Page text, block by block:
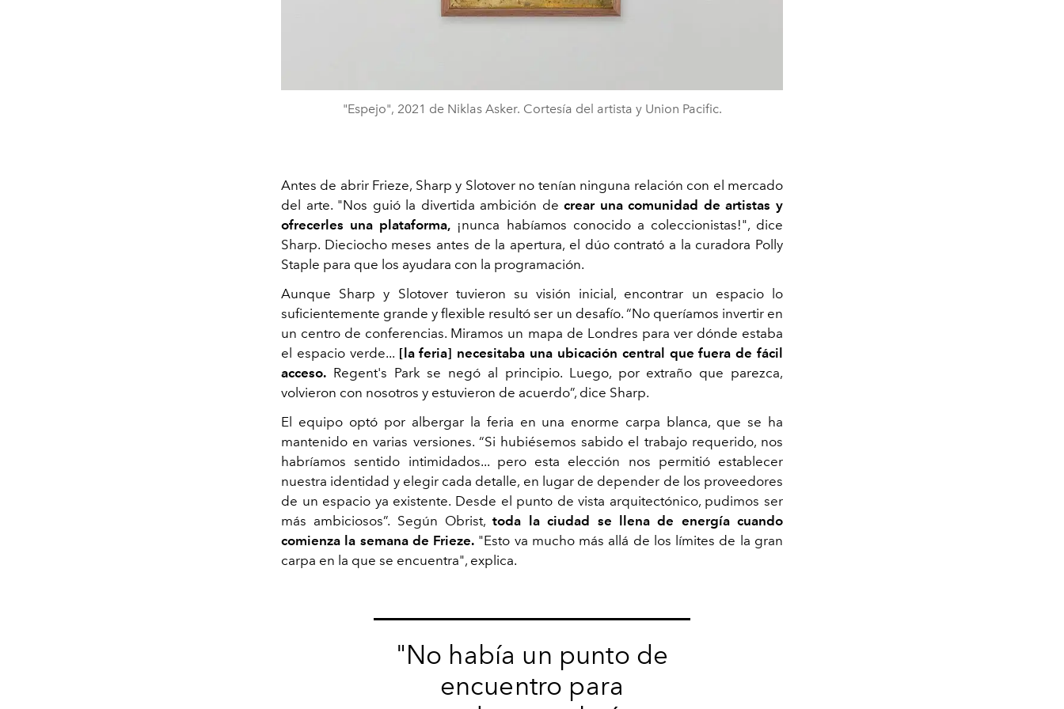
"Espejo", 2021 de Niklas Asker. Cortesía del artista y Union Pacific.
Antes de abrir Frieze, Sharp y Slotover no tenían ninguna relación con el mercado
del arte. "Nos guió la divertida ambición de crear una comunidad de artistas y
ofrecerles una plataforma, ¡nunca habíamos conocido a coleccionistas!", dice
Sharp. Dieciocho meses antes de la apertura, el dúo contrató a la curadora Polly
Staple para que los ayudara con la programación.
Aunque Sharp y Slotover tuvieron su visión inicial, encontrar un espacio lo
suficientemente grande y flexible resultó ser un desafío. “No queríamos invertir en
un centro de conferencias. Miramos un mapa de Londres para ver dónde estaba
el espacio verde... [la feria] necesitaba una ubicación central que fuera de fácil
acceso. Regent's Park se negó al principio. Luego, por extraño que parezca,
volvieron con nosotros y estuvieron de acuerdo”, dice Sharp.
El equipo optó por albergar la feria en una enorme carpa blanca, que se ha
mantenido en varias versiones. “Si hubiésemos sabido el trabajo requerido, nos
habríamos sentido intimidados... pero esta elección nos permitió establecer
nuestra identidad y elegir cada detalle, en lugar de depender de los proveedores
de un espacio ya existente. Desde el punto de vista arquitectónico, pudimos ser
más ambiciosos”. Según Obrist,toda la ciudad se llena de energía cuando
comienza la semana de Frieze. "Esto va mucho más allá de los límites de la gran
carpa en la que se encuentra", explica.
"No había un punto de
encuentro para